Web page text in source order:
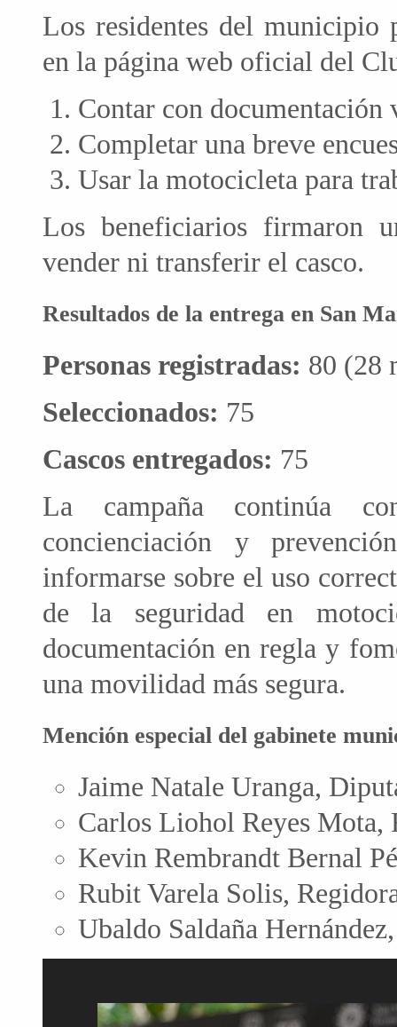
Los residentes del municipio
en la página web oficial del
Contar con documentación
Completar una breve
Usar la motocicleta para
Los beneficiarios firmaron
vender ni transferir el casco.
Resultados de la entrega en San
Personas registradas: 80 (28
Seleccionados: 75
Cascos entregados: 75
La campaña continúa
concienciación y
informarse sobre el uso
de la seguridad en
documentación en regla y
una movilidad más segura.
Mención especial del gabinete
Jaime Natale Uranga,
Carlos Liohol Reyes Mota,
Kevin Rembrandt Bernal
Rubit Varela Solis,
Ubaldo Saldaña